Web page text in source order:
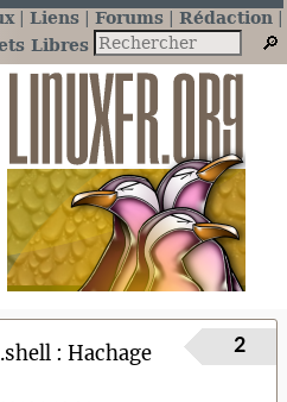
Liens Forums
Rédaction
Libres
Hachage
2